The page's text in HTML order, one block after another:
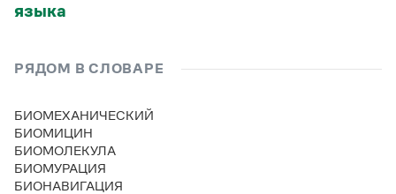
Новости и события
Интервью
Лекции и подкасты
Учебник Грамоты
языка
РЯДОМ В СЛОВАРЕ
БИОМЕХАНИЧЕСКИЙ
БИОМИЦИН
БИОМОЛЕКУЛА
БИОМУРАЦИЯ
БИОНАВИГАЦИЯ